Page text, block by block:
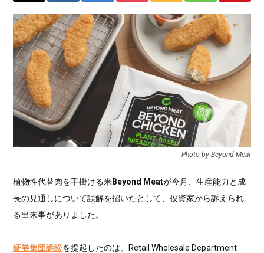
Photo by Beyond Meat
植物性代替肉を手掛ける米Beyond Meatが今月、生産能力と成
長の見通しについて誤解を招いたとして、投資家から訴えられ
る出来事がありました。
証券集団訴訟を提起したのは、Retail Wholesale Department